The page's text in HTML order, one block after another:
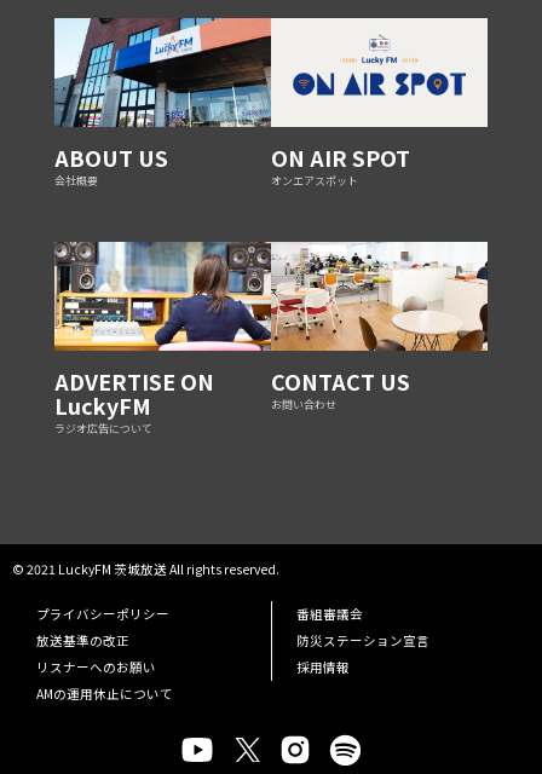
ABOUT US
会社概要
ON AIR SPOT
オンエアスポット
ADVERTISE ON
LuckyFM
ラジオ広告について
CONTACT US
お問い合わせ
© 2021 LuckyFM 茨城放送 All rights reserved.
プライバシーポリシー
番組審議会
放送基準の改正
防災ステーション宣言
リスナーへのお願い
採用情報
AMの運用休止について